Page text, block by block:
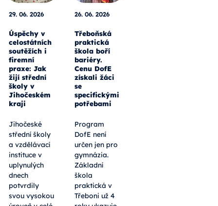
29. 06. 2026
Úspěchy v
celostátních
soutěžích i
firemní
praxe: Jak
žijí střední
školy v
Jihočeském
kraji
Jihočeské
střední školy
a vzdělávací
instituce v
uplynulých
dnech
potvrdily
svou vysokou
26. 06. 2026
Třeboňská
praktická
škola boří
bariéry.
Cenu DofE
získali žáci
se
specifickými
potřebami
Program
DofE není
určen jen pro
gymnázia.
Základní
škola
praktická v
Třeboni už 4